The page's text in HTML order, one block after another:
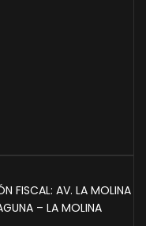
FISCAL: AV. LA MOLINA
– LA MOLINA